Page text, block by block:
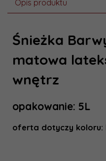
Opis produktu
Śnieżka
matowa
wnętrz
opakowanie: 5L
oferta dotyczy koloru: